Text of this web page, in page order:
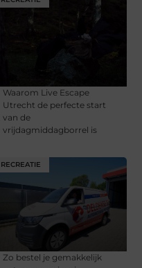
Waarom Live Escape
Utrecht de perfecte start
van de
vrijdagmiddagborrel is
RECREATIE
Zo bestel je gemakkelijk